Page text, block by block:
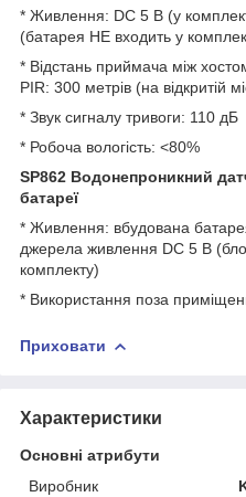
* Живлення: DC 5 В (у
(батарея НЕ входить у
* Відстань приймача між
PIR: 300 метрів (на відкритій
* Звук сигналу тривоги: 110 дБ
* Робоча вологість: <80%
SP862 Водонепроникний
батареї
* Живлення: вбудована
джерела живлення DC 5 В
комплекту)
* Використання поза
Приховати
Характеристики
Основні атрибути
Виробник